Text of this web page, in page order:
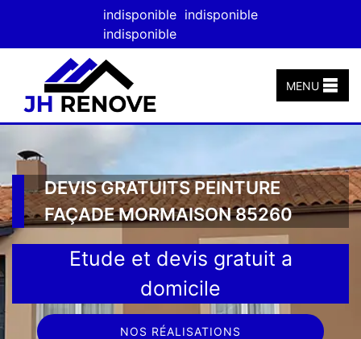
indisponible indisponible
indisponible
MENU
DEVIS GRATUITS PEINTURE
FAÇADE MORMAISON 85260
Etude et devis gratuit a
domicile
NOS RÉALISATIONS